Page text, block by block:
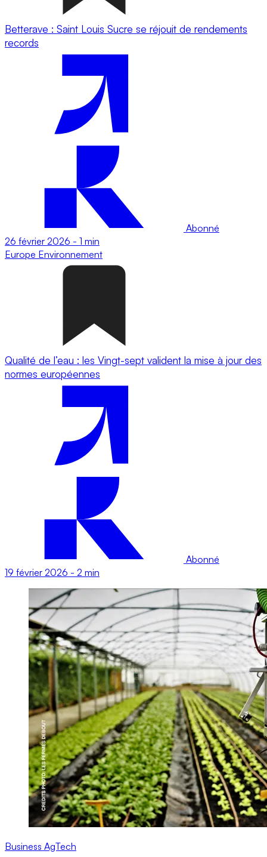
Betterave : Saint Louis Sucre se réjouit de rendements
records
Abonné
26 février 2026 - 1 min
Europe Environnement
Qualité de l’eau : les Vingt-sept valident la mise à jour des
normes européennes
Abonné
19 février 2026 - 2 min
Business AgTech